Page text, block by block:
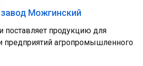
Можгинский
поставляет продукцию для
предприятий агропромышленного